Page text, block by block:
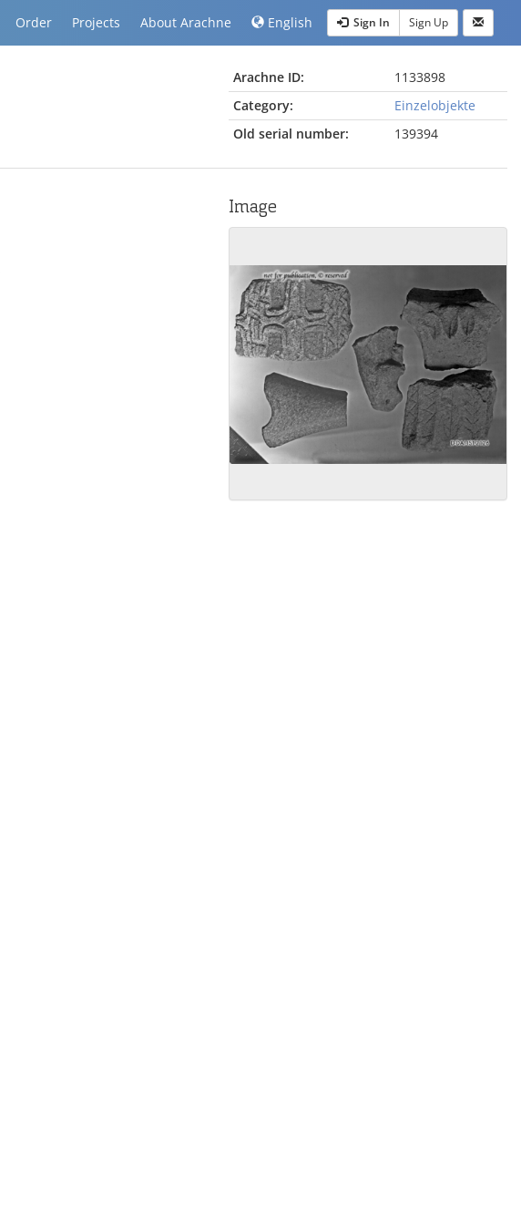
Order Projects About Arachne English Sign In Sign Up
Arachne ID:
1133898
Category:
Einzelobjekte
Old serial number:
139394
Image